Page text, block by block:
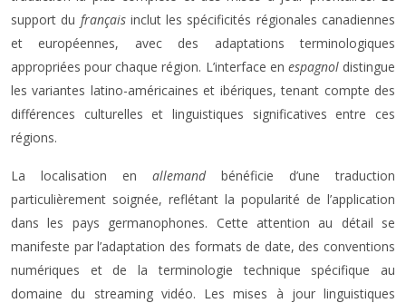
support du français inclut les spécificités régionales canadiennes
et européennes, avec des adaptations terminologiques
appropriées pour chaque région. L’interface en espagnol distingue
les variantes latino-américaines et ibériques, tenant compte des
différences culturelles et linguistiques significatives entre ces
régions.
La localisation en allemand bénéficie d’une traduction
particulièrement soignée, reflétant la popularité de l’application
dans les pays germanophones. Cette attention au détail se
manifeste par l’adaptation des formats de date, des conventions
numériques et de la terminologie technique spécifique au
domaine du streaming vidéo. Les mises à jour linguistiques